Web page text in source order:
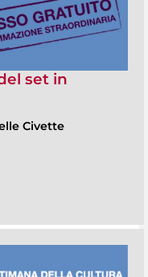
set in
Civette